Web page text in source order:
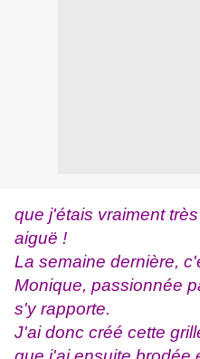
que j'étais vraiment
aiguë !
La semaine dernière,
Monique, passionnée
s'y rapporte.
J'ai donc créé cette